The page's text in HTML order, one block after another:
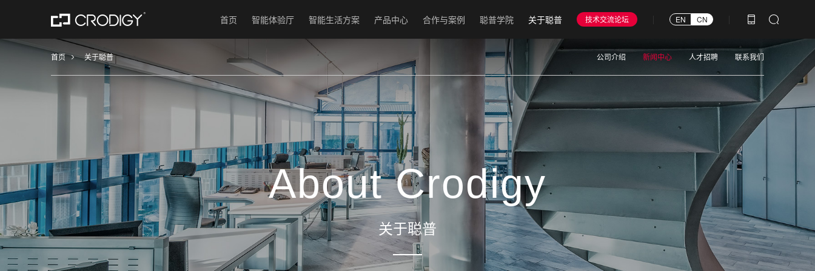
首页 智能体验厅 智能生活方案 产品中心 合作与案例 聪普学院 关于聪普 技术交流论坛 EN CN
About Crodigy
关于聪普
首页 关于聪普 公司介绍 新闻中心 人才招聘 联系我们